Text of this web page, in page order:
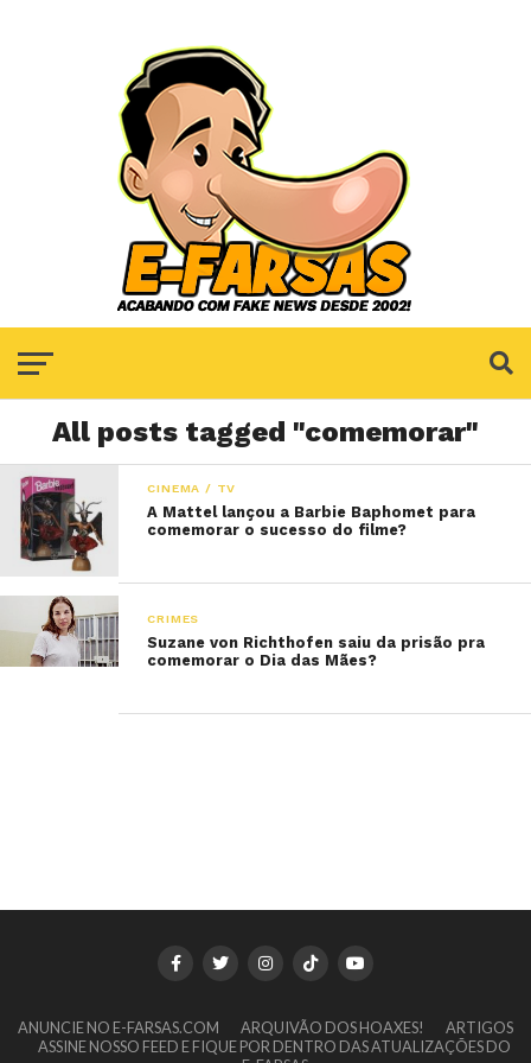
All posts tagged "comemorar"
CINEMA / TV
A Mattel lançou a Barbie Baphomet para
comemorar o sucesso do filme?
CRIMES
Suzane von Richthofen saiu da prisão pra
comemorar o Dia das Mães?
ANUNCIE NO E-FARSAS.COM ARQUIVÃO DOS HOAXES!
ARTIGOS
ASSINE NOSSO FEED E FIQUE POR DENTRO DAS ATUALIZAÇÕES DO